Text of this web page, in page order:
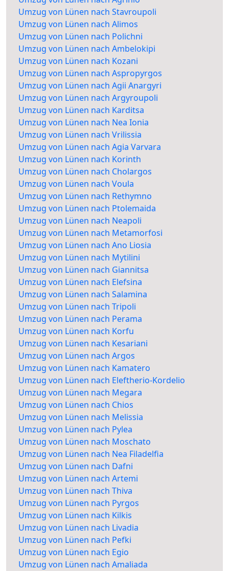
Umzug von Lünen nach Stavroupoli
Umzug von Lünen nach Alimos
Umzug von Lünen nach Polichni
Umzug von Lünen nach Ambelokipi
Umzug von Lünen nach Kozani
Umzug von Lünen nach Aspropyrgos
Umzug von Lünen nach Agii Anargyri
Umzug von Lünen nach Argyroupoli
Umzug von Lünen nach Karditsa
Umzug von Lünen nach Nea Ionia
Umzug von Lünen nach Vrilissia
Umzug von Lünen nach Agia Varvara
Umzug von Lünen nach Korinth
Umzug von Lünen nach Cholargos
Umzug von Lünen nach Voula
Umzug von Lünen nach Rethymno
Umzug von Lünen nach Ptolemaida
Umzug von Lünen nach Neapoli
Umzug von Lünen nach Metamorfosi
Umzug von Lünen nach Ano Liosia
Umzug von Lünen nach Mytilini
Umzug von Lünen nach Giannitsa
Umzug von Lünen nach Elefsina
Umzug von Lünen nach Salamina
Umzug von Lünen nach Tripoli
Umzug von Lünen nach Perama
Umzug von Lünen nach Korfu
Umzug von Lünen nach Kesariani
Umzug von Lünen nach Argos
Umzug von Lünen nach Kamatero
Umzug von Lünen nach Eleftherio-Kordelio
Umzug von Lünen nach Megara
Umzug von Lünen nach Chios
Umzug von Lünen nach Melissia
Umzug von Lünen nach Pylea
Umzug von Lünen nach Moschato
Umzug von Lünen nach Nea Filadelfia
Umzug von Lünen nach Dafni
Umzug von Lünen nach Artemi
Umzug von Lünen nach Thiva
Umzug von Lünen nach Pyrgos
Umzug von Lünen nach Kilkis
Umzug von Lünen nach Livadia
Umzug von Lünen nach Pefki
Umzug von Lünen nach Egio
Umzug von Lünen nach Amaliada